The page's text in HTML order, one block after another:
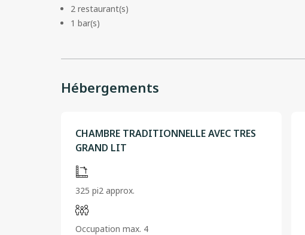
2 restaurant(s)
1 bar(s)
Hébergements
CHAMBRE TRADITIONNELLE AVEC TRES
GRAND LIT
325 pi2 approx.
Occupation max. 4